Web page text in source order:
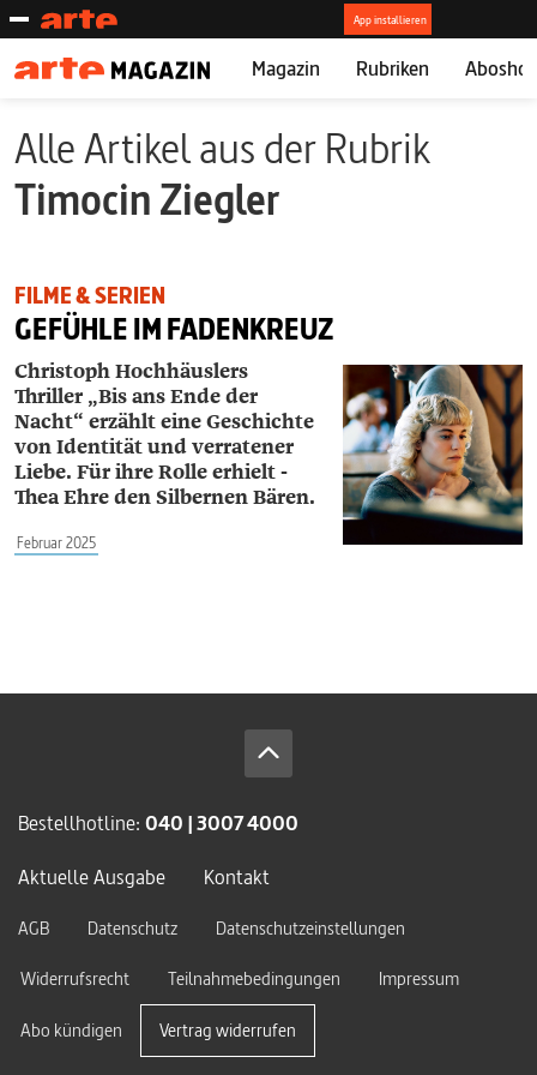
Magazin Rubriken
Alle Artikel aus der Rubrik
Timocin ­Ziegler
FILME & SERIEN
GEFÜHLE IM FADENKREUZ
Christoph Hochhäuslers
Thriller „Bis ans Ende der
Nacht“ erzählt eine Geschichte
von Identität und verratener
Liebe. Für ihre Rolle erhielt ­
Thea ­Ehre den Silbernen Bären.
Februar 2025
Bestellhotline: 040 | 3007 4000
Aktuelle Ausgabe
Kontakt
AGB Datenschutz
Datenschutzeinstellungen
Widerrufsrecht
Teilnahmebedingungen Impressum
Abo kündigen Vertrag widerrufen